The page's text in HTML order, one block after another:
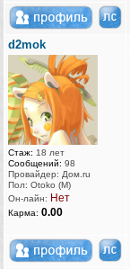
d2mok
Стаж: 18 лет
Сообщений: 98
Провайдер: Дом.ru
Пол: Otoko (M)
Он-лайн: Нет
Карма: 0.00